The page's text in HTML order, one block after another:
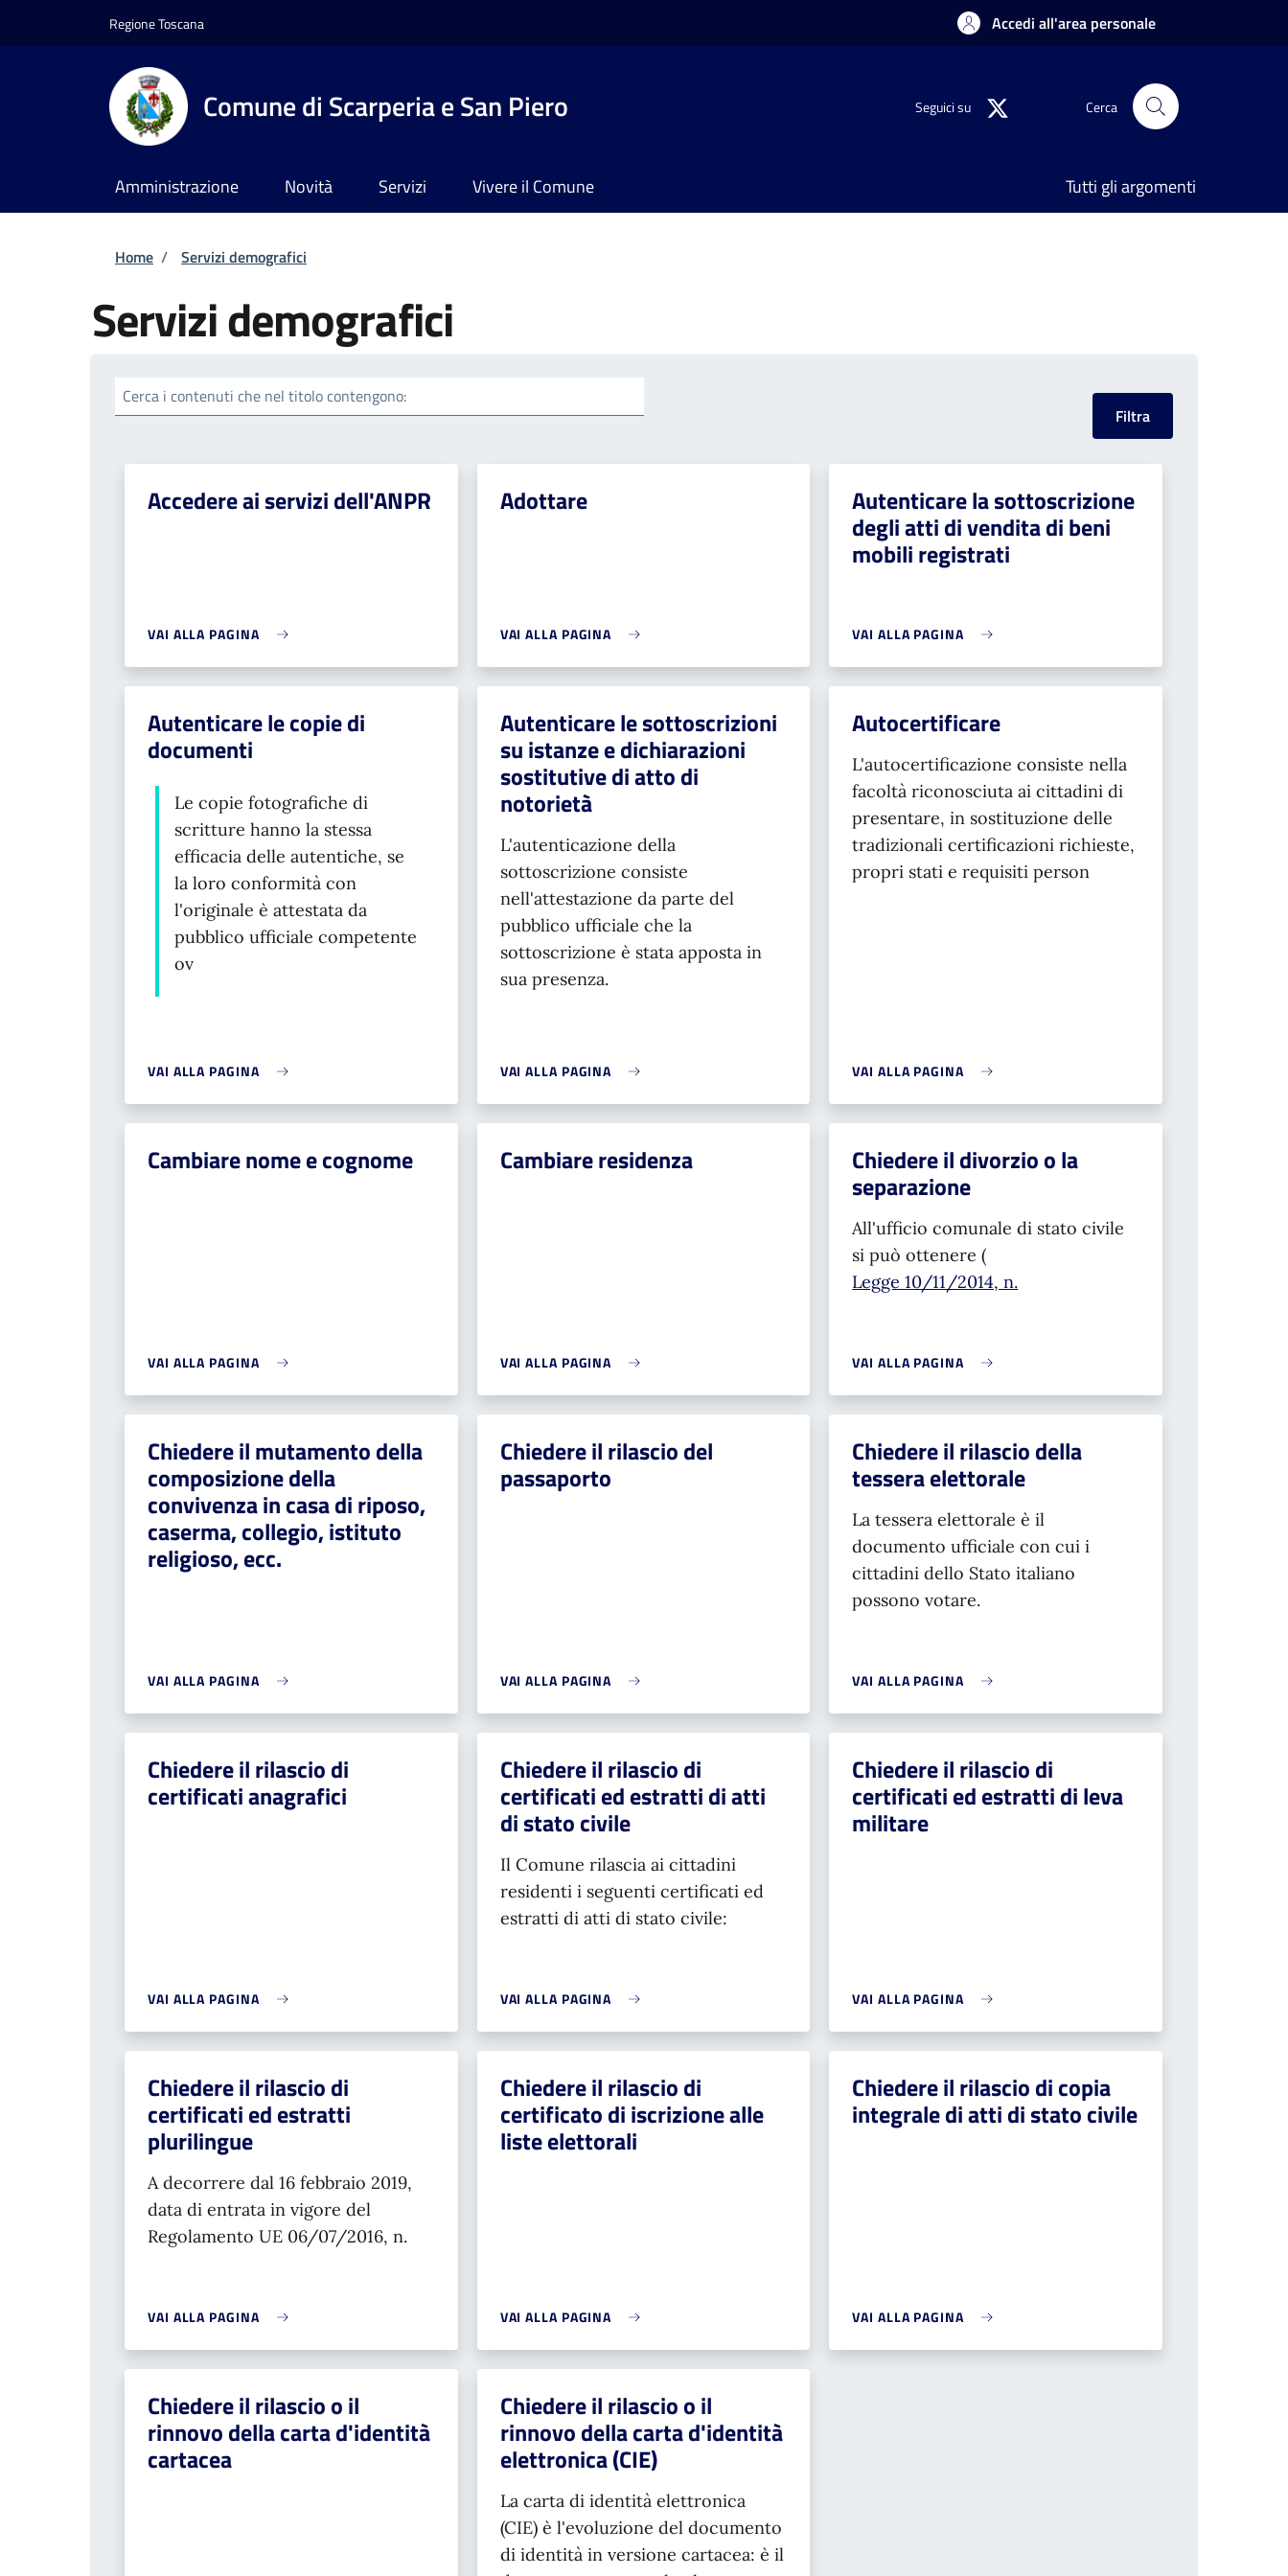
Regione Toscana Accedi all'area personale
Comune di Scarperia e San Piero Seguici su Cerca
Amministrazione Novità Servizi Vivere il Comune Tutti gli argomenti
Briciole di pane
Home / Servizi demografici
Servizi demografici
Cerca i contenuti che nel titolo contengono:
Accedere ai servizi dell'ANPR
VAI ALLA PAGINA
Adottare
VAI ALLA PAGINA
Autenticare la sottoscrizione
degli atti di vendita di beni
mobili registrati
VAI ALLA PAGINA
Autenticare le copie di
documenti
Le copie fotografiche di
scritture hanno la stessa
efficacia delle autentiche, se
la loro conformità con
l'originale è attestata da
pubblico ufficiale competente
ov
VAI ALLA PAGINA
Autenticare le sottoscrizioni
su istanze e dichiarazioni
sostitutive di atto di
notorietà
L'autenticazione della
sottoscrizione consiste
nell'attestazione da parte del
pubblico ufficiale che la
sottoscrizione è stata apposta in
sua presenza.
VAI ALLA PAGINA
Autocertificare
L'autocertificazione consiste nella
facoltà riconosciuta ai cittadini di
presentare, in sostituzione delle
tradizionali certificazioni richieste,
propri stati e requisiti person
VAI ALLA PAGINA
Cambiare nome e cognome
VAI ALLA PAGINA
Cambiare residenza
VAI ALLA PAGINA
Chiedere il divorzio o la
separazione
All'ufficio comunale di stato civile
si può ottenere (
Legge 10/11/2014, n.
VAI ALLA PAGINA
Chiedere il mutamento della
composizione della
convivenza in casa di riposo,
caserma, collegio, istituto
religioso, ecc.
VAI ALLA PAGINA
Chiedere il rilascio del
passaporto
VAI ALLA PAGINA
Chiedere il rilascio della
tessera elettorale
La tessera elettorale è il
documento ufficiale con cui i
cittadini dello Stato italiano
possono votare.
VAI ALLA PAGINA
Chiedere il rilascio di
certificati anagrafici
VAI ALLA PAGINA
Chiedere il rilascio di
certificati ed estratti di atti
di stato civile
Il Comune rilascia ai cittadini
residenti i seguenti certificati ed
estratti di atti di stato civile:
VAI ALLA PAGINA
Chiedere il rilascio di
certificati ed estratti di leva
militare
VAI ALLA PAGINA
Chiedere il rilascio di
certificati ed estratti
plurilingue
A decorrere dal 16 febbraio 2019,
data di entrata in vigore del
Regolamento UE 06/07/2016, n.
VAI ALLA PAGINA
Chiedere il rilascio di
certificato di iscrizione alle
liste elettorali
VAI ALLA PAGINA
Chiedere il rilascio di copia
integrale di atti di stato civile
VAI ALLA PAGINA
Chiedere il rilascio o il
rinnovo della carta d'identità
cartacea
Chiedere il rilascio o il
rinnovo della carta d'identità
elettronica (CIE)
La carta di identità elettronica
(CIE) è l'evoluzione del documento
di identità in versione cartacea: è il